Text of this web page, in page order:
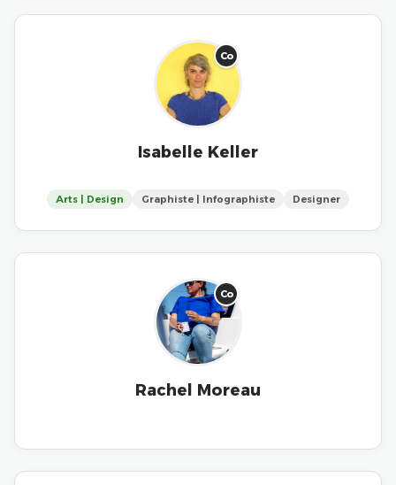
Co
Isabelle Keller
Arts | Design Graphiste | Infographiste Designer
Co
Rachel Moreau